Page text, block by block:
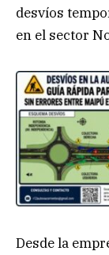
desvíos
en el sector
Desde la